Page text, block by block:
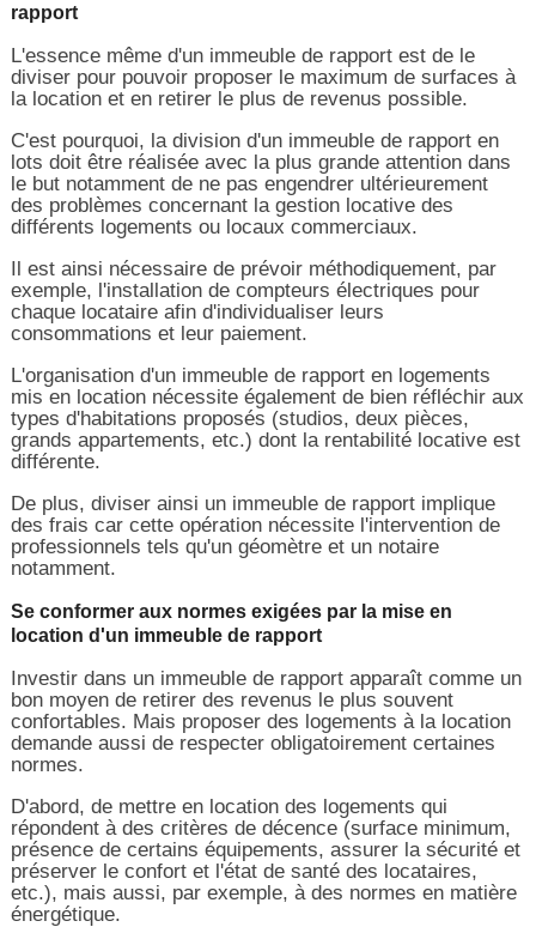
rapport
L'essence même d'un immeuble de rapport est de le
diviser pour pouvoir proposer le maximum de surfaces à
la location et en retirer le plus de revenus possible.
C'est pourquoi, la division d'un immeuble de rapport en
lots doit être réalisée avec la plus grande attention dans
le but notamment de ne pas engendrer ultérieurement
des problèmes concernant la gestion locative des
différents logements ou locaux commerciaux.
Il est ainsi nécessaire de prévoir méthodiquement, par
exemple, l'installation de compteurs électriques pour
chaque locataire afin d'individualiser leurs
consommations et leur paiement.
L'organisation d'un immeuble de rapport en logements
mis en location nécessite également de bien réfléchir aux
types d'habitations proposés (studios, deux pièces,
grands appartements, etc.) dont la rentabilité locative est
différente.
De plus, diviser ainsi un immeuble de rapport implique
des frais car cette opération nécessite l'intervention de
professionnels tels qu'un géomètre et un notaire
notamment.
Se conformer aux normes exigées par la mise en
location d'un immeuble de rapport
Investir dans un immeuble de rapport apparaît comme un
bon moyen de retirer des revenus le plus souvent
confortables. Mais proposer des logements à la location
demande aussi de respecter obligatoirement certaines
normes.
D'abord, de mettre en location des logements qui
répondent à des critères de décence (surface minimum,
présence de certains équipements, assurer la sécurité et
préserver le confort et l'état de santé des locataires,
etc.), mais aussi, par exemple, à des normes en matière
énergétique.